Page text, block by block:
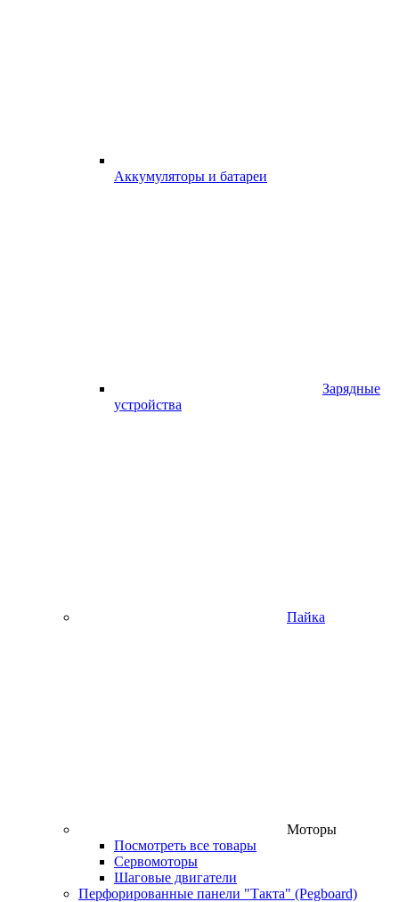
Аккумуляторы и батареи
Зарядные
устройства
Пайка
Моторы
Посмотреть все товары
Сервомоторы
Шаговые двигатели
Перфорированные панели "Такта" (Pegboard)